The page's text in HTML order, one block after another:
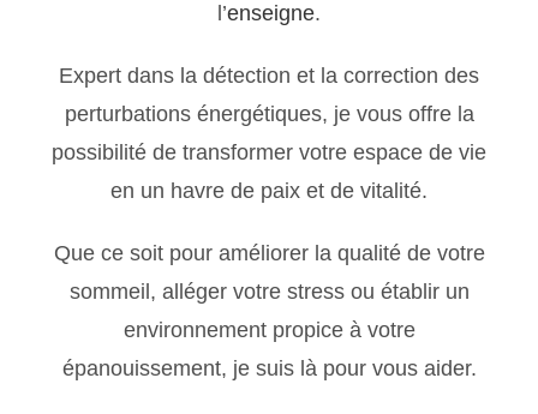
l’enseigne.
Expert dans la détection et la correction des
perturbations énergétiques, je vous offre la
possibilité de transformer votre espace de vie
en un havre de paix et de vitalité.
Que ce soit pour améliorer la qualité de votre
sommeil, alléger votre stress ou établir un
environnement propice à votre
épanouissement, je suis là pour vous aider.